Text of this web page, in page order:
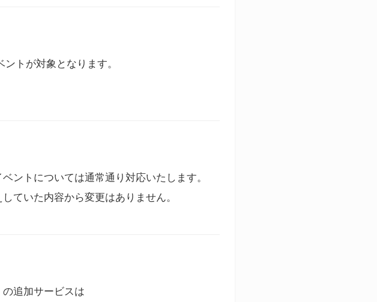
トが対象となります。
ントについては通常通り対応いたします。
ていた内容から変更はありません。
追加サービスは